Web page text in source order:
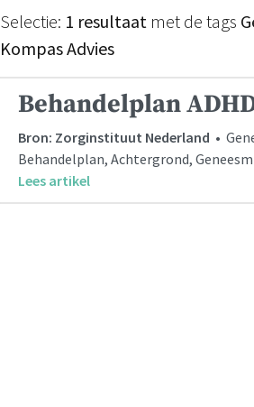
Selectie: 1 resultaat met de tags
Kompas Advies
Behandelplan
Bron: Zorginstituut Nederland •
Behandelplan, Achtergrond,
Lees artikel